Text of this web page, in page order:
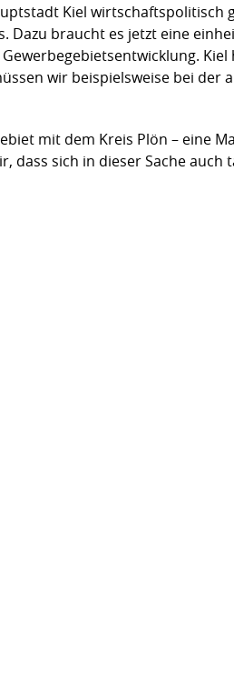
Kiel wirtschaftspolitisch
Dazu braucht es jetzt eine
wir beispielsweise bei der
mit dem Kreis Plön – eine
sich in dieser Sache auch